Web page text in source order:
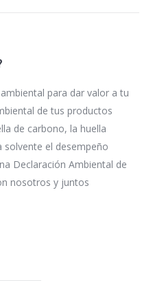
para dar valor a tu
de tus productos
de carbono, la huella
el desempeño
Declaración Ambiental de
nosotros y juntos